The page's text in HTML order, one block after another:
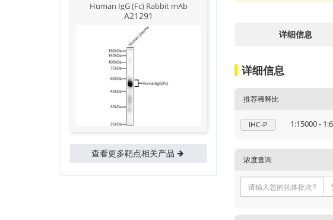
Human IgG (Fc) Rabbit mAb
A21291
查看更多靶点相关产品
详细信息
详细信息
推荐稀释比
IHC-P 1:15000 -
浓度查询